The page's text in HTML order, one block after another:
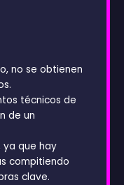
no se obtienen
técnicos de
de un
ya que hay
compitiendo
clave.